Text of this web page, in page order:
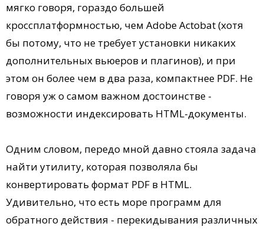
мягко говоря, гораздо большей
кроссплатформностью, чем Adobe Actobat (хотя
бы потому, что не требует установки никаких
дополнительных вьюеров и плагинов), и при
этом он более чем в два раза, компактнее PDF. Не
говоря уж о самом важном достоинстве -
возможности индексировать HTML-документы.
Одним словом, передо мной давно стояла задача
найти утилиту, которая позволяла бы
конвертировать формат PDF в HTML.
Удивительно, что есть море программ для
обратного действия - перекидывания различных